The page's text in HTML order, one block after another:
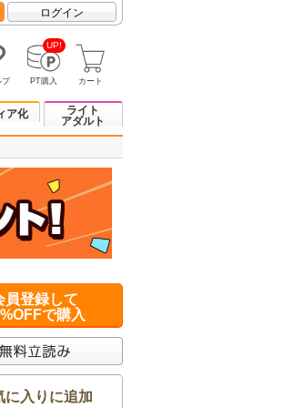
ログイン
プ
UP!
PT購入 カート
ア化
ライト
アダルト
員登録して
で購入
に入りに追加